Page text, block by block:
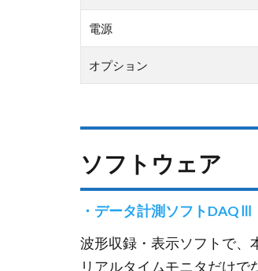
電源
オプション
ソフトウェア
・データ計測ソフトDAQⅢ
波形収録・表示ソフトで、
リアルタイムモニタだけ